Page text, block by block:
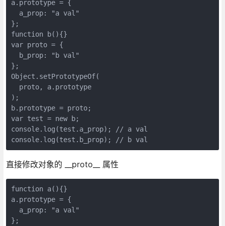
a.prototype = {
  a_prop: "a val"
};
function b(){}
var proto = {
  b_prop: "b val"
};
Object.setPrototypeOf(
  proto, a.prototype
);
b.prototype = proto;
var test = new b;
console.log(test.a_prop); // a val
console.log(test.b_prop); // b val
直接修改对象的 __proto__ 属性
function a(){}
a.prototype = {
  a_prop: "a val"
};